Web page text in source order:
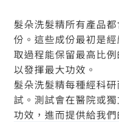
髮朵洗髮精所有產品
份。這些成份最初是
取過程能保留最高比
以發揮最大功效。
髮朵洗髮精每種經科
試。測試會在醫院或
功效，進而提供給我們